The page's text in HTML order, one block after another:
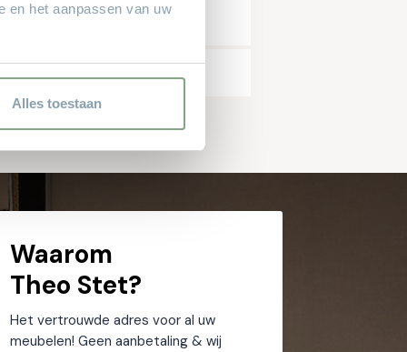
en het aanpassen van uw
Alles toestaan
Waarom
Theo Stet?
Het vertrouwde adres voor al uw
meubelen! Geen aanbetaling & wij